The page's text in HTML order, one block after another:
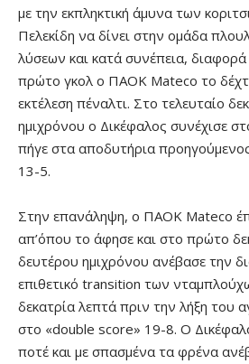
με την εκπληκτική άμυνα των
Πελεκίδη να δίνει στην ομάδα
λύσεων και κατά συνέπεια,
πρώτο γκολ ο ΠΑΟΚ Mateco το
εκτέλεση πέναλτι. Στο τελευταίο
ημιχρόνου ο Δικέφαλος συνέχισε
πήγε στα αποδυτήρια
13-5.
Στην επανάληψη, ο ΠΑΟΚ Mateco
απ’όπου το άφησε και στο πρώτο
δευτέρου ημιχρόνου ανέβασε την
επιθετικό transition των
δεκατρία λεπτά πριν την λήξη του
στο «double score» 19-8. Ο
ποτέ και με σπασμένα τα φρένα